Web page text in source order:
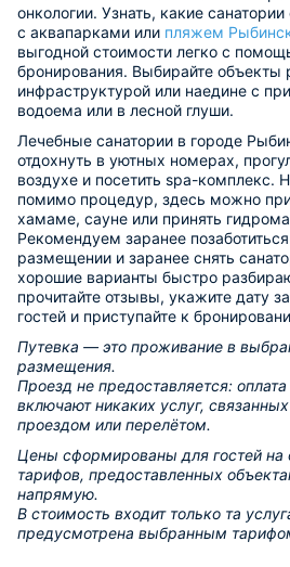
онкологии. Узнать, какие
с аквапарками или пляжем
выгодной стоимости легко с
бронирования. Выбирайте объекты
инфраструктурой или наедине с
водоема или в лесной глуши.
Лечебные санатории в городе
отдохнуть в уютных номерах,
воздухе и посетить spa-комплекс.
помимо процедур, здесь можно
хамаме, сауне или принять
Рекомендуем заранее
размещении и заранее снять
хорошие варианты быстро
прочитайте отзывы, укажите дату
гостей и приступайте к
Путевка — это проживание в
размещения.
Проезд не предоставляется:
включают никаких услуг,
проездом или перелётом.
Цены сформированы для гостей на
тарифов, предоставленных
напрямую.
В стоимость входит только та
предусмотрена выбранным